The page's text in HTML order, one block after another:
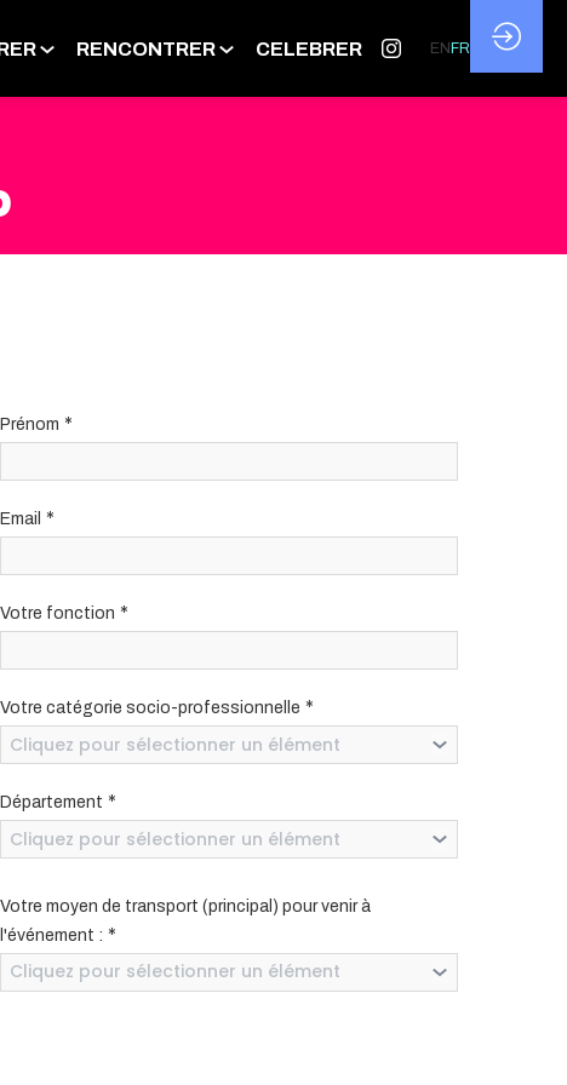
RENCONTRER CELEBRER EN FR
Prénom *
Email *
Votre fonction *
Votre catégorie socio-professionnelle *
Cliquez pour sélectionner un élément
Département *
Cliquez pour sélectionner un élément
Votre moyen de transport (principal) pour venir à
l'événement : *
Cliquez pour sélectionner un élément